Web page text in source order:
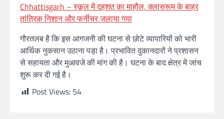
Chhattisgarh – स्कूल में दहशत का माहौल, क्लासरूम के बाहर
तांत्रिक निशान और फर्नीचर जलाया गया
गौरतलब है कि इस आगजनी की घटना से छोटे व्यापारियों को भारी
आर्थिक नुकसान उठाना पड़ा है। प्रभावित दुकानदारों ने प्रशासन
से सहायता और मुआवजे की मांग की है। घटना के बाद क्षेत्र में जांच
शुरू कर दी गई है।
Post Views: 54